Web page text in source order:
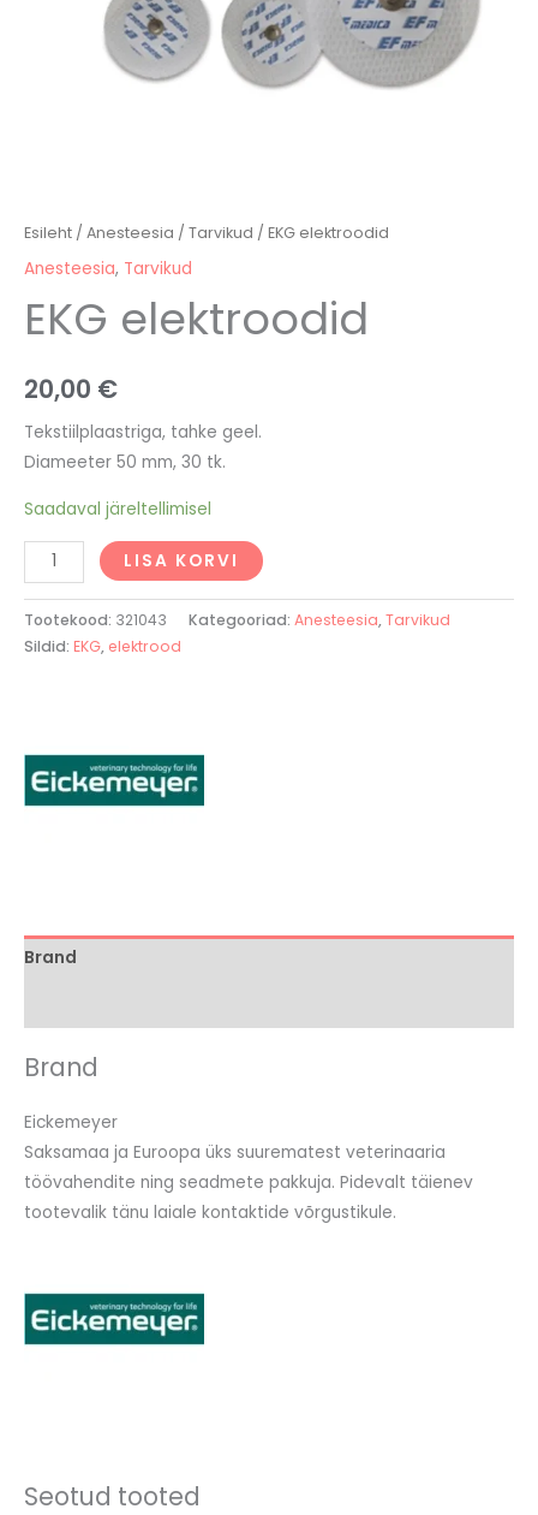
Esileht / Anesteesia / Tarvikud / EKG elektroodid
Anesteesia, Tarvikud
EKG elektroodid
20,00 €
Tekstiilplaastriga, tahke geel.
Diameeter 50 mm, 30 tk.
Saadaval järeltellimisel
LISA KORVI
Tootekood: 321043 Kategooriad: Anesteesia,Tarvikud
Sildid: EKG, elektrood
Brand
Brand
Eickemeyer
Saksamaa ja Euroopa üks suurematest veterinaaria
töövahendite ning seadmete pakkuja. Pidevalt täienev
tootevalik tänu laiale kontaktide võrgustikule.
Seotud tooted